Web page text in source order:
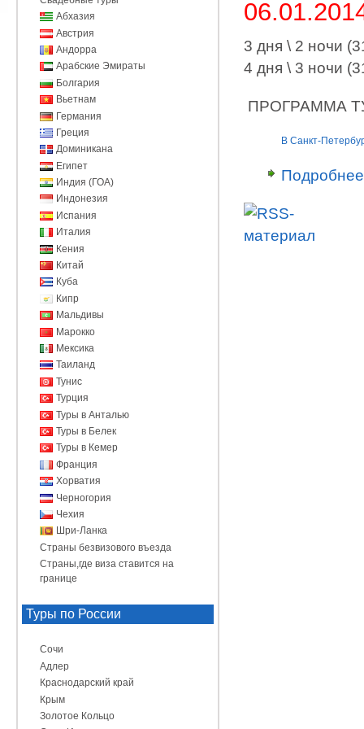
3 дня \ 2 ночи
4 дня \ 3 ночи
ПРОГРАММА
В Санкт-
Подробнее
Абхазия
Австрия
Андорра
Арабские Эмираты
Болгария
Вьетнам
Германия
Греция
Доминикана
Египет
Индия (ГОА)
Индонезия
Испания
Италия
Кения
Китай
Куба
Кипр
Мальдивы
Марокко
Мексика
Таиланд
Тунис
Турция
Туры в Анталью
Туры в Белек
Туры в Кемер
Франция
Хорватия
Черногория
Чехия
Шри-Ланка
Страны безвизового въезда
Страны,где виза ставится на
границе
Туры по России
Сочи
Адлер
Краснодарский край
Крым
Золотое Кольцо